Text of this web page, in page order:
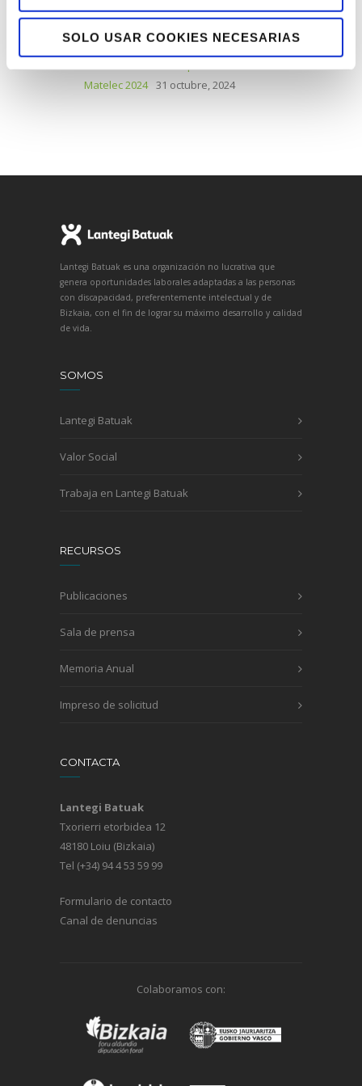
SOLO USAR COOKIES NECESARIAS
Lantegi Batuak refuerza su capacidad
Iurreta, el número 21 de su red 1 abril, 2025
Matelec 2024 31 octubre, 2024
Lantegi Batuak es una organización no lucrativa que
genera oportunidades laborales adaptadas a las personas
con discapacidad, preferentemente intelectual y de
Bizkaia, con el fin de lograr su máximo desarrollo y calidad
de vida.
SOMOS
Lantegi Batuak
Valor Social
Trabaja en Lantegi Batuak
RECURSOS
Publicaciones
Sala de prensa
Memoria Anual
Impreso de solicitud
CONTACTA
Lantegi Batuak
Txorierri etorbidea 12
48180 Loiu (Bizkaia)
Tel (+34) 94 4 53 59 99
Formulario de contacto
Canal de denuncias
Colaboramos con: